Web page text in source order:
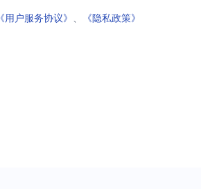
《用户服务协议》 、 《隐私政策》